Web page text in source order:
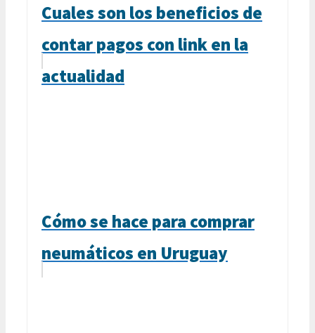
Cuales son los beneficios de
contar pagos con link en la
actualidad
Cómo se hace para comprar
neumáticos en Uruguay